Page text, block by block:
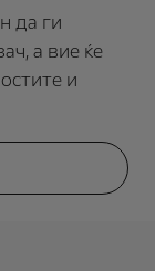
да ги
а вие ќе
и